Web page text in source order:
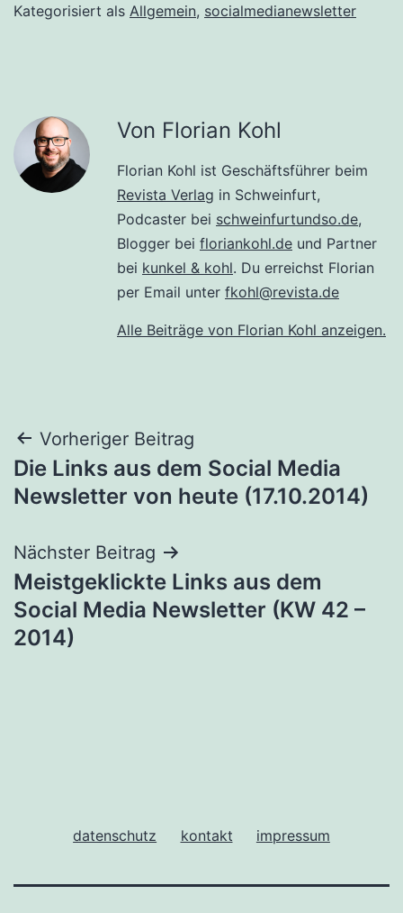
Kategorisiert als Allgemein, socialmedianewsletter
Von Florian Kohl
Florian Kohl ist Geschäftsführer beim
Revista Verlag in Schweinfurt,
Podcaster bei schweinfurtundso.de,
Blogger bei floriankohl.de und Partner
bei kunkel & kohl. Du erreichst Florian
per Email unter fkohl@revista.de
Alle Beiträge von Florian Kohl anzeigen.
Beitragsnavigation
Vorheriger Beitrag
Die Links aus dem Social Media
Newsletter von heute (17.10.2014)
Nächster Beitrag
Meistgeklickte Links aus dem
Social Media Newsletter (KW 42 –
2014)
datenschutz kontakt impressum